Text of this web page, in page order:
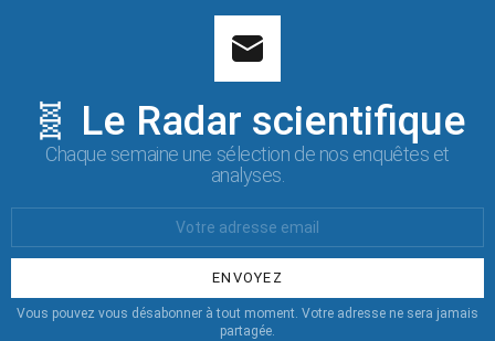
🧬 Le Radar scientifique
Chaque semaine une sélection de nos enquêtes et
analyses.
:
Vous pouvez vous désabonner à tout moment. Votre adresse ne sera jamais
partagée.